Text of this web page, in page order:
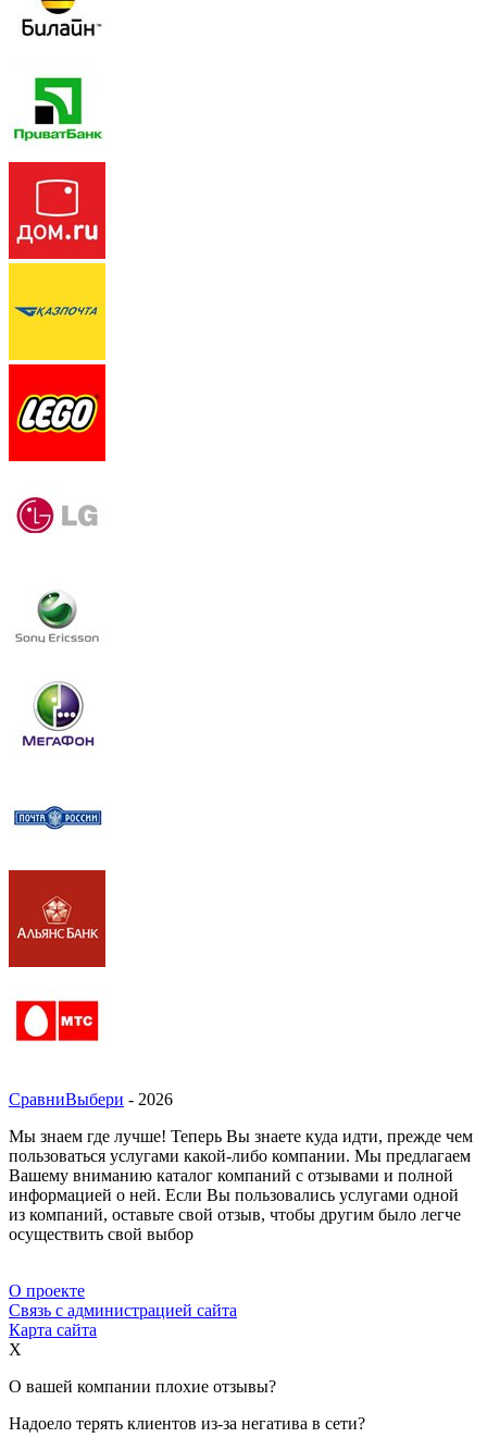
СравниВыбери - 2026
Мы знаем где лучше! Теперь Вы знаете куда идти, прежде чем
пользоваться услугами какой-либо компании. Мы предлагаем
Вашему вниманию каталог компаний с отзывами и полной
информацией о ней. Если Вы пользовались услугами одной
из компаний, оставьте свой отзыв, чтобы другим было легче
осуществить свой выбор
О проекте
Связь с администрацией сайта
Карта сайта
X
О вашей компании плохие отзывы?
Надоело терять клиентов из-за негатива в сети?